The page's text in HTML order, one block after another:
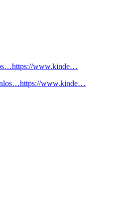
www.kinde…
www.kinde…